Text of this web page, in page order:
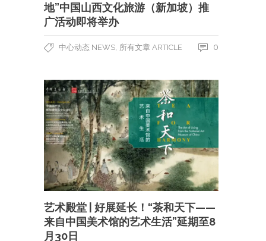
地”中国山西文化旅游（新加坡）推
广活动即将举办
中心动态 NEWS 所有文章 ARTICLE 0
艺术殿堂 | 好展延长！“茶和天下——
来自中国美术馆的艺术生活”延期至8
月30日